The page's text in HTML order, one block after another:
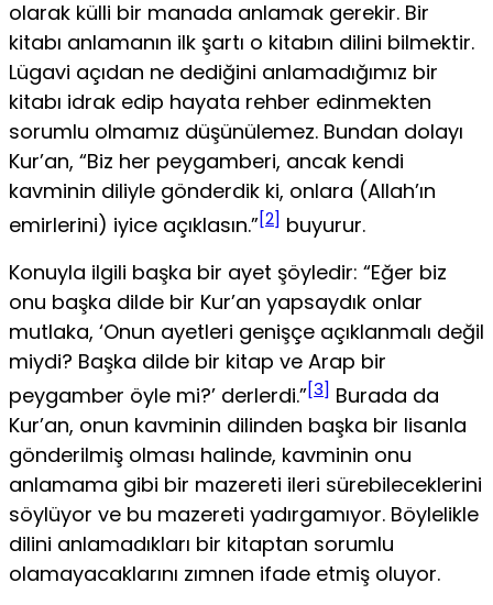
olarak külli bir manada anlamak gerekir. Bir
kitabı anlamanın ilk şartı o ki­tabın dilini bilmektir.
Lügavi açıdan ne dediğini anlamadığı­mız bir
kitabı idrak edip hayata rehber edinmekten
sorumlu olmamız düşünülemez. Bundan dolayı
Kur’an, “Biz her pey­gamberi, ancak kendi
kavminin diliyle gönderdik ki, onlara (Allah’ın
emirlerini) iyice açıklasın.”[2] buyurur.
Konuyla ilgili başka bir ayet şöyledir: “Eğer biz
onu başka dilde bir Kur’an yapsaydık onlar
mutlaka, ‘Onun ayetleri ge­nişçe açıklanmalı değil
miydi? Başka dilde bir kitap ve Arap bir
peygamber öyle mi?’ derlerdi.”[3] Burada da
Kur’an, onun kavminin dilinden başka bir lisanla
gönderilmiş olması ha­linde, kavminin onu
anlamama gibi bir mazereti ileri sürebi­leceklerini
söylüyor ve bu mazereti yadırgamıyor. Böylelikle
dilini anlamadıkları bir kitaptan sorumlu
olamayacaklarını zımnen ifade etmiş oluyor.